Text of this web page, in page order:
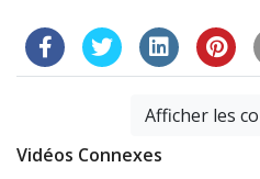
Afficher les
Vidéos Connexes